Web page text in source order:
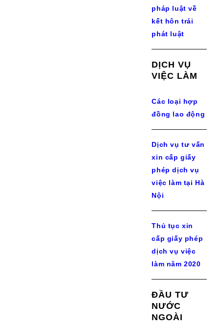
pháp luật về
kết hôn trái
phát luật
DỊCH VỤ
VIỆC LÀM
Các loại hợp
đồng lao động
Dịch vụ tư vấn
xin cấp giấy
phép dịch vụ
việc làm tại Hà
Nội
Thủ tục xin
cấp giấy phép
dịch vụ việc
làm năm 2020
ĐẦU TƯ
NƯỚC
NGOÀI